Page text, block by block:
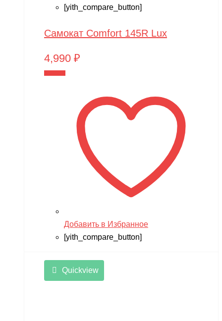
[yith_compare_button]
Самокат Comfort 145R Lux
4,990 ₽
Добавить в Избранное
[yith_compare_button]
Quickview